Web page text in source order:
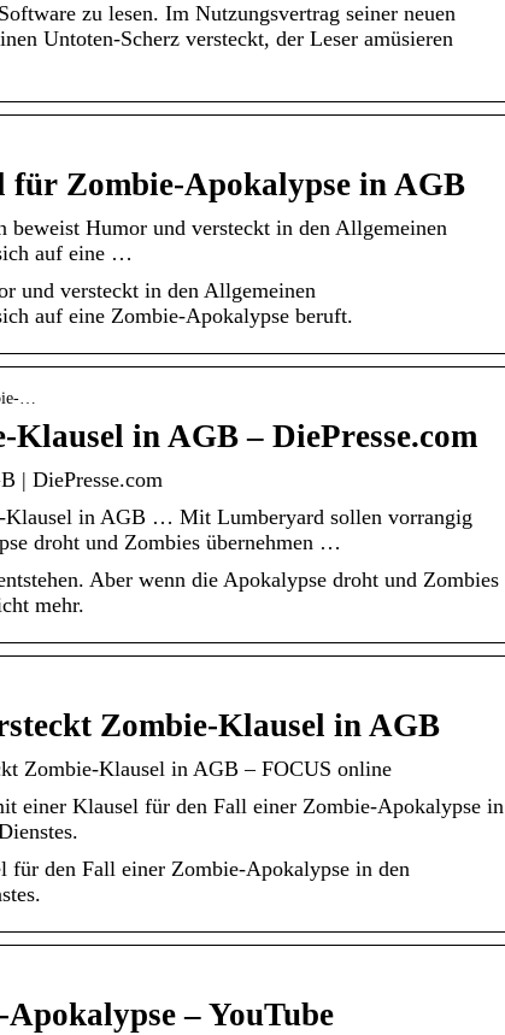
zu lesen. Im Nutzungsvertrag seiner neuen
Untoten-Scherz versteckt, der Leser amüsieren
für Zombie-Apokalypse in AGB
Humor und versteckt in den Allgemeinen
auf eine …
und versteckt in den Allgemeinen
auf eine Zombie-Apokalypse beruft.
…
in AGB – DiePresse.com
| DiePresse.com
in AGB … Mit Lumberyard sollen vorrangig
droht und Zombies übernehmen …
Aber wenn die Apokalypse droht und Zombies
mehr.
Zombie-Klausel in AGB
Zombie-Klausel in AGB – FOCUS online
einer Klausel für den Fall einer Zombie-Apokalypse in
den Fall einer Zombie-Apokalypse in den
– YouTube